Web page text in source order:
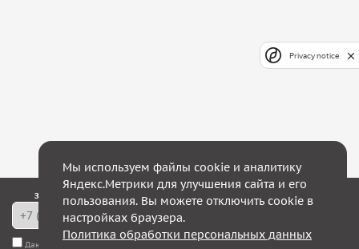
Закажите обратный звонок — в течение 10 минут мы с Вами свяжемся!
Даю согласие на обработку моих персональных данных
Мы используем файлы cookie и аналитику
Яндекс.Метрики для улучшения сайта и его
пользования. Вы можете отключить cookie в
настройках браузера.
Политика обработки персональных данных
Privacy notice